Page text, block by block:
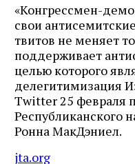
«Конгрессмен-
свои
твитов не меняет
поддерживает
целью которого
делегитимизация
Twitter 25 февраля
Республиканского
Ронна МакДэниел.
jta.org